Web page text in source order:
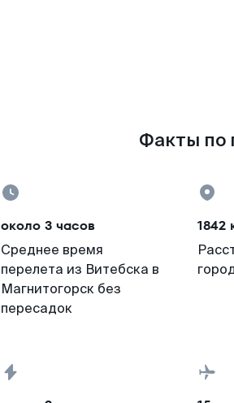
Факты по
около 3 часов
Среднее время
перелета из Витебска в
Магнитогорск без
пересадок
1842